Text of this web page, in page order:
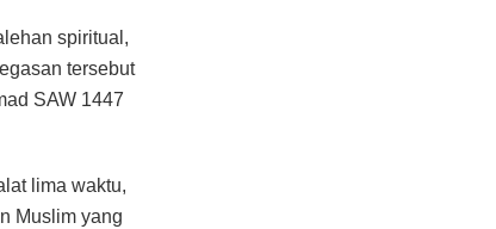
spiritual,
tersebut
SAW 1447
lima waktu,
Muslim yang